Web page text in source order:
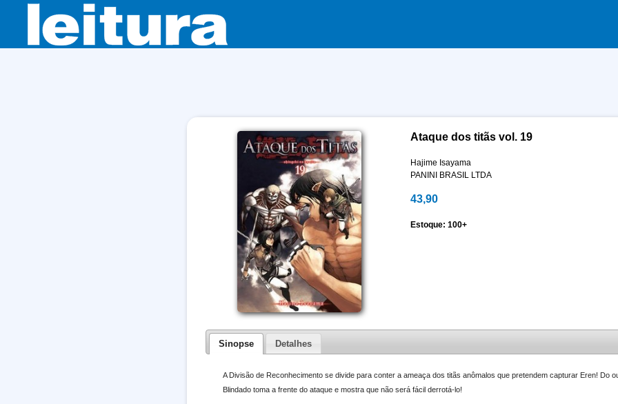
Ataque dos titãs vol. 19
Hajime Isayama
PANINI BRASIL LTDA
43,90
Estoque: 100+
Sinopse Detalhes
A Divisão de Reconhecimento se divide para conter a ameaça dos titãs anômalos que pretendem capturar Eren! Do
Blindado toma a frente do ataque e mostra que não será fácil derrotá-lo!